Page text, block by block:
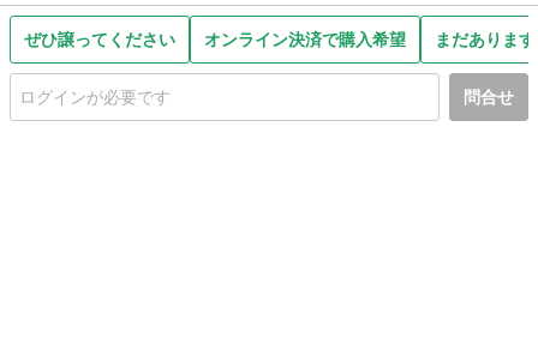
ぜひ譲ってください オンライン決済で購入希望 まだありま
問合せ